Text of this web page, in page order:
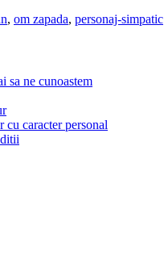
, om zapada, personaj-simpatic
sa ne cunoastem
cu caracter personal